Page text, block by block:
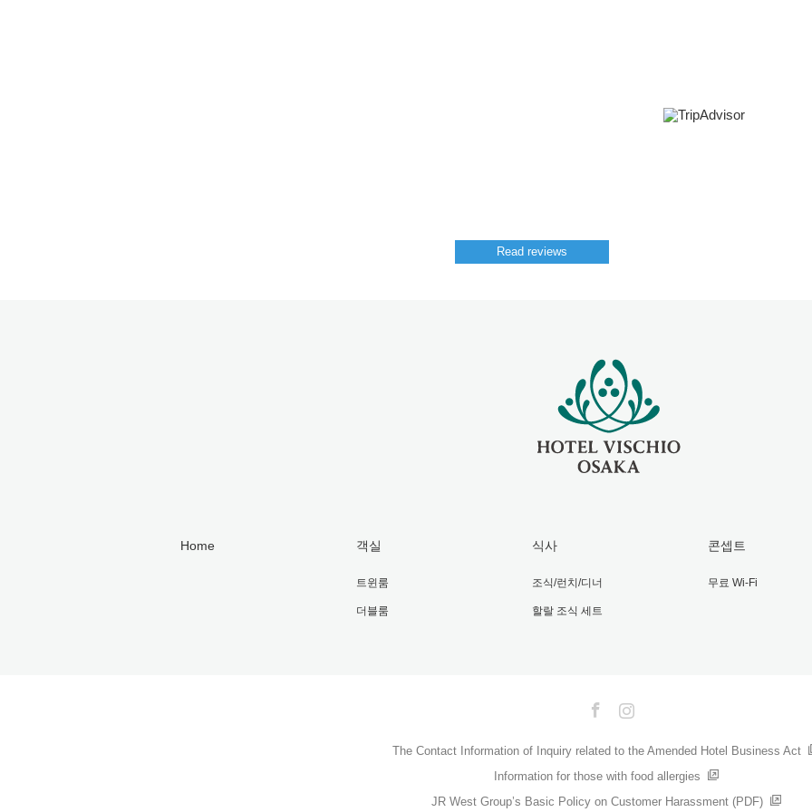
Read reviews
Home 객실
트윈룸
더블룸
식사
조식/런치/디너
할랄 조식 세트
콘셉트
무료 Wi-Fi
The Contact Information of Inquiry related to the Amended Hotel Business Act
Information for those with food allergies
JR West Group’s Basic Policy on Customer Harassment (PDF)